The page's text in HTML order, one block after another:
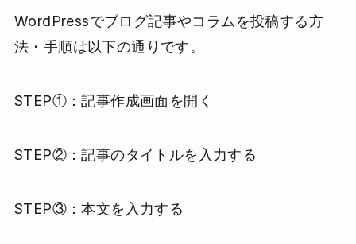
WordPressでブログ記事やコラムを投稿する方
法・手順は以下の通りです。
STEP①：記事作成画面を開く
STEP②：記事のタイトルを入力する
STEP③：本文を入力する